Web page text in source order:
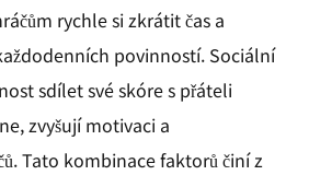
rychle si zkrátit čas a
povinností. Sociální
sdílet své skóre s přáteli
zvyšují motivaci a
Tato kombinace faktorů činí z